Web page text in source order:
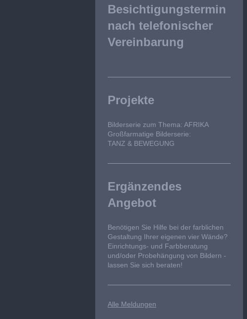
Besichtigungstermin
nach telefonischer
Vereinbarung
Projekte
Bilderserie zum Thema: AFRIKA
Großfarmatige Bilderserie:
TANZ & BEWEGUNG
Ergänzendes
Angebot
Benötigen Sie Hilfe bei der farblichen
Gestaltung Ihrer eigenen vier Wände?
Einrichtungs- und Farbberatung
und/oder Probehängung von Bildern -
lassen Sie sich beraten!
Alle Meldungen